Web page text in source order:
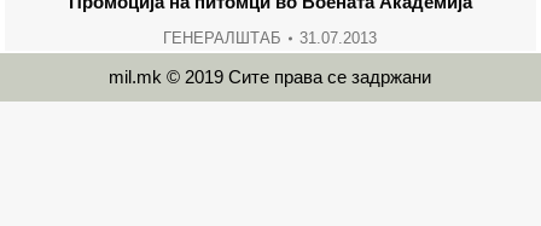
ГЕНЕРАЛШТАБ 31.07.2013
mil.mk © 2019 Сите права се задржани